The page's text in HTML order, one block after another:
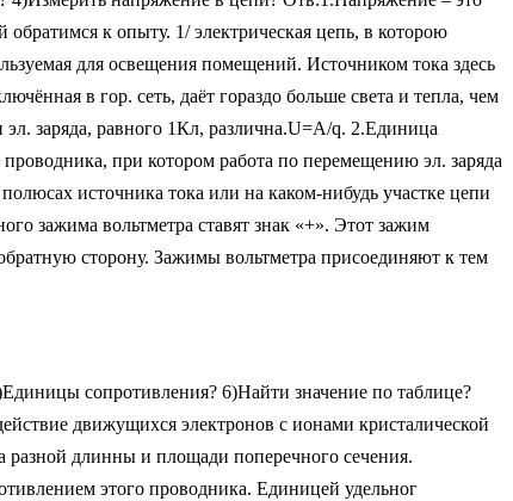
обратимся к опыту. 1/ электрическая цепь, в которою
для освещения помещений. Источником тока здесь
в гор. сеть, даёт гораздо больше света и тепла, чем
заряда, равного 1Кл, различна.U=A/q. 2.Единица
при котором работа по перемещению эл. заряда
источника тока или на каком-нибудь участке цепи
зажима вольтметра ставят знак «+». Этот зажим
сторону. Зажимы вольтметра присоединяют к тем
сопротивления? 6)Найти значение по таблице?
движущихся электронов с ионами кристалической
разной длинны и площади поперечного сечения.
этого проводника. Единицей удельног